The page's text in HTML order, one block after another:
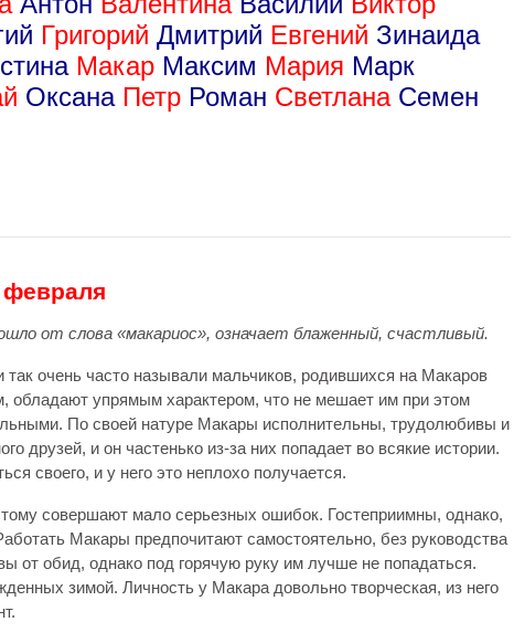
Григорий Дмитрий Евгений Зинаида
Макар Максим Мария Марк
Оксана Петр Роман СветланаСемен
от слова «макариос», означает блаженный, счастливый.
очень часто называли мальчиков, родившихся на Макаров
обладают упрямым характером, что не мешает им при этом
По своей натуре Макары исполнительны, трудолюбивы и
друзей, и он частенько из-за них попадает во всякие истории.
своего, и у него это неплохо получается.
совершают мало серьезных ошибок. Гостеприимны, однако,
Макары предпочитают самостоятельно, без руководства
от обид, однако под горячую руку им лучше не попадаться.
зимой. Личность у Макара довольно творческая, из него